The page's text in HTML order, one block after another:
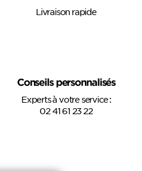
Livraison rapide
Conseils personnalisés
Experts à votre service :
02 41 61 23 22